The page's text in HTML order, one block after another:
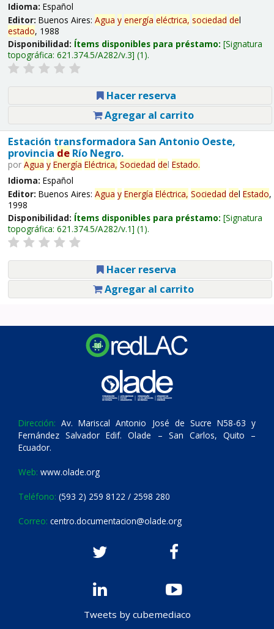
Idioma: Español
Editor: Buenos Aires: Agua y energía eléctrica, sociedad del
estado, 1988
Disponibilidad: Ítems disponibles para préstamo: Signatura
topográfica: 621.374.5/A282/v.3 (1).
Hacer reserva
Agregar al carrito
Estación transformadora San Antonio Oeste,
provincia deRío Negro.
por Agua y Energía Eléctrica, Sociedad del Estado.
Idioma: Español
Editor: Buenos Aires: Agua y Energía Eléctrica, Sociedad del Estado,
1998
Disponibilidad: Ítems disponibles para préstamo: Signatura
topográfica: 621.374.5/A282/v.1 (1).
Hacer reserva
Agregar al carrito
Dirección: Av. Mariscal Antonio José de Sucre N58-63 y
Fernández Salvador Edif. Olade – San Carlos, Quito –
Ecuador.
Web: www.olade.org
Teléfono: (593 2) 259 8122 / 2598 280
Correo: centro.documentacion@olade.org
Tweets by cubemediaco